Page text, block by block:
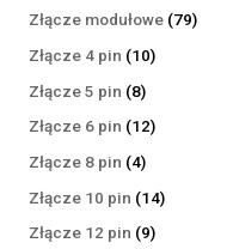
produkty
Złącze modułowe 7979
Złącze 4 pin 1010
Złącze 5 pin 88
produktów
Złącze 6 pin 1212
Złącze 8 pin 44
produkty
Złącze 10 pin 1414
Złącze 12 pin 99